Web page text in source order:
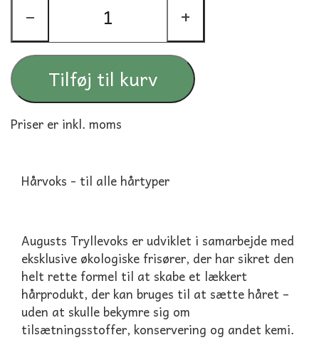
− +
Tilføj til kurv
Priser er inkl. moms
Hårvoks - til alle hårtyper
Augusts Tryllevoks er udviklet i samarbejde med
eksklusive økologiske frisører, der har sikret den
helt rette formel til at skabe et lækkert
hårprodukt, der kan bruges til at sætte håret –
uden at skulle bekymre sig om
tilsætningsstoffer, konservering og andet kemi.